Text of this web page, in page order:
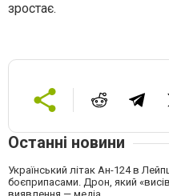
зростає.
Останні новини
Український літак Ан-124 в
боєприпасами. Дрон, який